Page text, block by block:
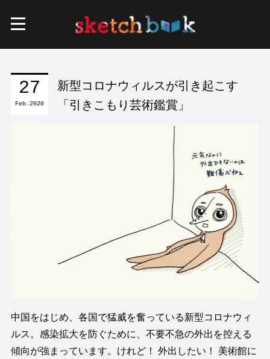
27
Feb 2020
新型コロナウィルスが引き起こす
「引きこもり芸術鑑賞」
中国をはじめ、各国で猛威を奮っている新型コロナウィ
ルス。感染拡大を防ぐために、不要不急の外出を控える
傾向が強まっています。けれど！ 外出したい！ 美術館に